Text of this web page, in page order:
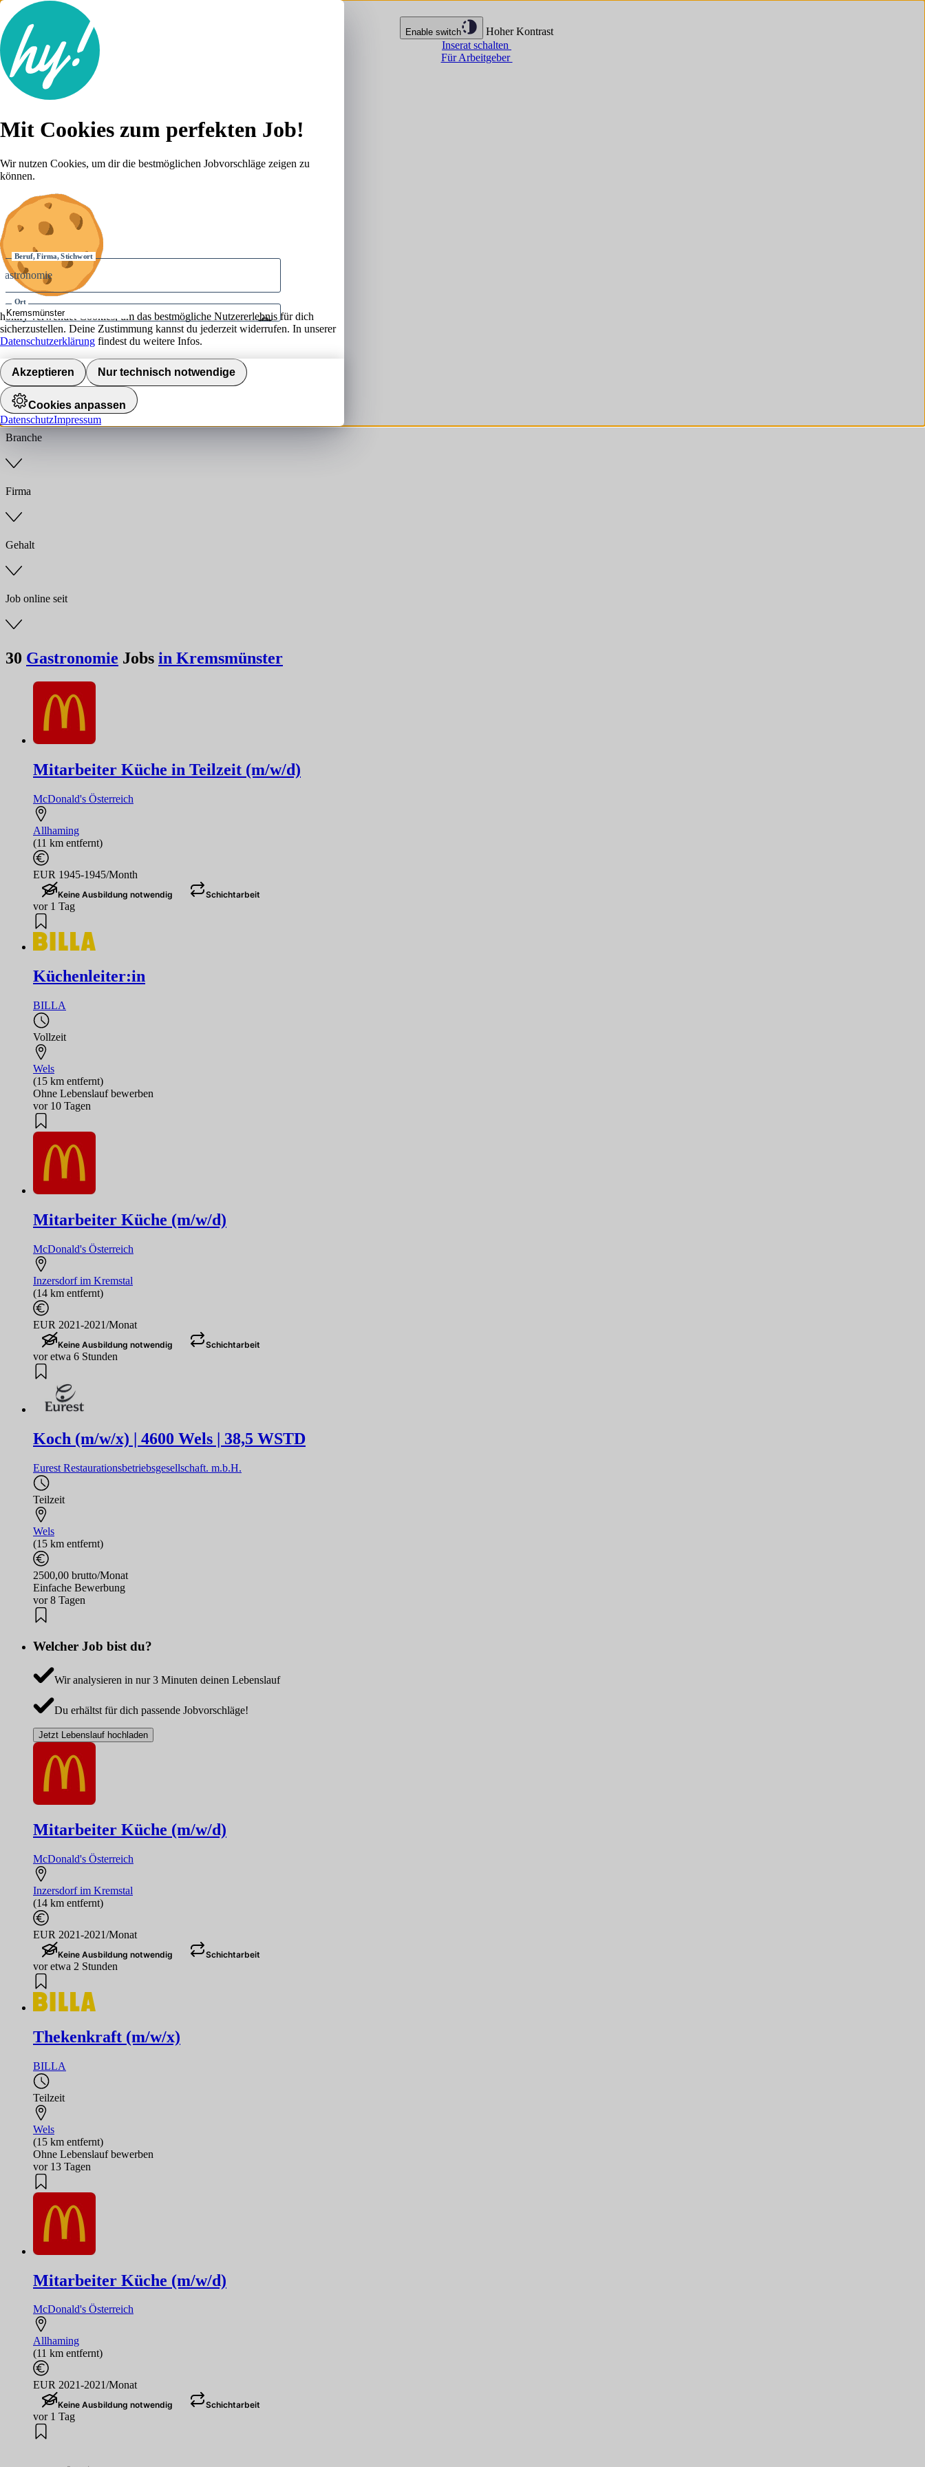
Enable switch
Hoher Kontrast
Inserat schalten
Für Arbeitgeber
Lebenslauf
Karriere-Tipps
Anmelden
Beruf, Firma, Stichwort
Ort
Umkreis
Jobs finden
Anstellungsart
Branche
Firma
Gehalt
Job online seit
30 Gastronomie Jobs in Kremsmünster
Mitarbeiter Küche in Teilzeit (m/w/d)
McDonald's Österreich
Allhaming
(11 km entfernt)
EUR 1945-1945/Month
Keine Ausbildung notwendig Schichtarbeit
vor 1 Tag
Küchenleiter:in
BILLA
Vollzeit
Wels
(15 km entfernt)
Ohne Lebenslauf bewerben
vor 10 Tagen
Mitarbeiter Küche (m/w/d)
McDonald's Österreich
Inzersdorf im Kremstal
(14 km entfernt)
EUR 2021-2021/Monat
Keine Ausbildung notwendig Schichtarbeit
vor etwa 6 Stunden
Koch (m/w/x) | 4600 Wels | 38,5 WSTD
Eurest Restaurationsbetriebsgesellschaft. m.b.H.
Teilzeit
Wels
(15 km entfernt)
2500,00 brutto/Monat
Einfache Bewerbung
vor 8 Tagen
Welcher Job bist du?
Wir analysieren in nur 3 Minuten deinen Lebenslauf
Du erhältst für dich passende Jobvorschläge!
Jetzt Lebenslauf hochladen
Mitarbeiter Küche (m/w/d)
McDonald's Österreich
Inzersdorf im Kremstal
(14 km entfernt)
EUR 2021-2021/Monat
Keine Ausbildung notwendig Schichtarbeit
vor etwa 2 Stunden
Thekenkraft (m/w/x)
BILLA
Teilzeit
Wels
(15 km entfernt)
Ohne Lebenslauf bewerben
vor 13 Tagen
Mitarbeiter Küche (m/w/d)
McDonald's Österreich
Allhaming
(11 km entfernt)
EUR 2021-2021/Monat
Keine Ausbildung notwendig Schichtarbeit
vor 1 Tag
Mit Cookies zum perfekten Job!
Wir nutzen Cookies, um dir die bestmöglichen Jobvorschläge zeigen zu
können.
hokify verwendet Cookies, um das bestmögliche Nutzererlebnis für dich
sicherzustellen. Deine Zustimmung kannst du jederzeit widerrufen. In unserer
Datenschutzerklärung findest du weitere Infos.
Akzeptieren Nur technisch notwendige
Cookies anpassen
DatenschutzImpressum